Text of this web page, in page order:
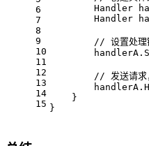
6
7
8
9
10
11
12
13
14
15
Handler
Handler
// 设置处理
// 发送请求
    }
}